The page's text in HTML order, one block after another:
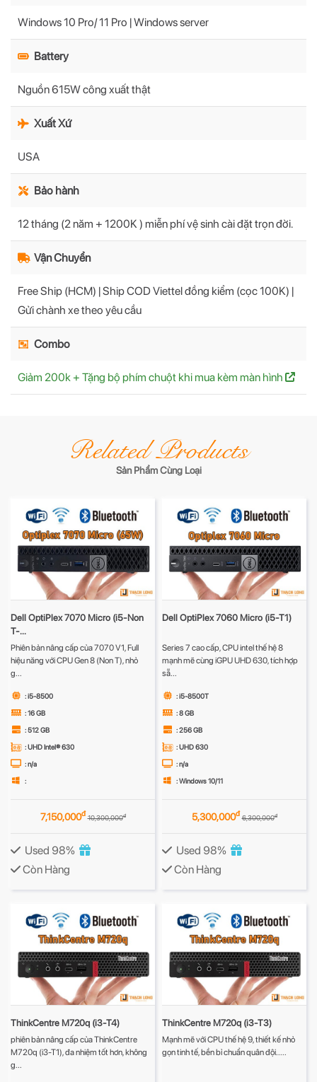
Windows 10 Pro/ 11 Pro | Windows server
Battery
Nguồn 615W công xuất thật
Xuất Xứ
USA
Bảo hành
12 tháng (2 năm + 1200K ) miễn phí vệ sinh cài đặt trọn đời.
Vận Chuyển
Free Ship (HCM) | Ship COD Viettel đồng kiểm (cọc 100K) |
Gửi chành xe theo yêu cầu
Combo
Giảm 200k + Tặng bộ phím chuột khi mua kèm màn hình
Related Products
Sản Phẩm Cùng Loại
Dell OptiPlex 7070 Micro (i5-Non
T-...
Phiên bản nâng cấp của 7070 V1, Full
hiệu năng với CPU Gen 8 (Non T), nhỏ
g...
: i5-8500
: 16 GB
: 512 GB
: UHD Intel® 630
: n/a
:
7,150,000đ 10,300,000đ
Used 98%
Còn Hàng
Dell OptiPlex 7060 Micro (i5-T1)
Series 7 cao cấp, CPU intel thế hệ 8
mạnh mẽ cùng iGPU UHD 630, tích hợp
sẵ...
: i5-8500T
: 8 GB
: 256 GB
: UHD 630
: n/a
: Windows 10/11
5,300,000đ 6,300,000đ
Used 98%
Còn Hàng
ThinkCentre M720q (i3-T4)
phiên bản nâng cấp của ThinkCentre
M720q (i3-T1), đa nhiệm tốt hơn, không
g...
ThinkCentre M720q (i3-T3)
Mạnh mẽ với CPU thế hệ 9, thiết kế nhỏ
gọn tinh tế, bền bỉ chuẩn quân đội.....